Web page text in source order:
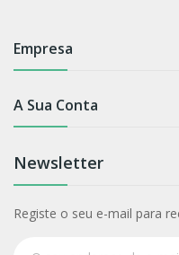
Empresa
A Sua Conta
Newsletter
Registe o seu e-mail para